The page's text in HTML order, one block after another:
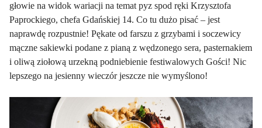
głowie na widok wariacji na temat pyz spod ręki Krzysztofa
Paprockiego, chefa Gdańskiej 14. Co tu dużo pisać – jest
naprawdę rozpustnie! Pękate od farszu z grzybami i soczewicy
mączne sakiewki podane z pianą z wędzonego sera, pasternakiem
i oliwą ziołową urzekną podniebienie festiwalowych Gości! Nic
lepszego na jesienny wieczór jeszcze nie wymyślono!